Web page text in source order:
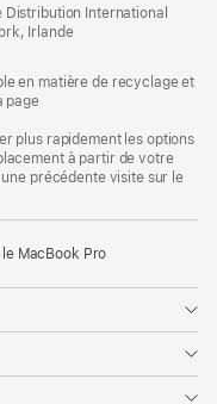
fenêtre)
Distribution International
Irlande
en matière de recyclage et
page
plus rapidement les options
à partir de votre
précédente visite sur le
MacBook Pro